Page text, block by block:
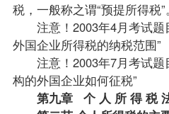
税，一般称之谓“预提所得税”。
注意！2003年4月考试题
外国企业所得税的纳税范围”
注意！2003年7月考试题
构的外国企业如何征税”
第九章 个 人 所 得 税